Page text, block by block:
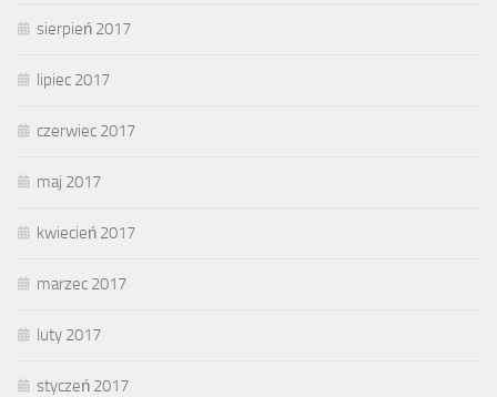
sierpień 2017
lipiec 2017
czerwiec 2017
maj 2017
kwiecień 2017
marzec 2017
luty 2017
styczeń 2017